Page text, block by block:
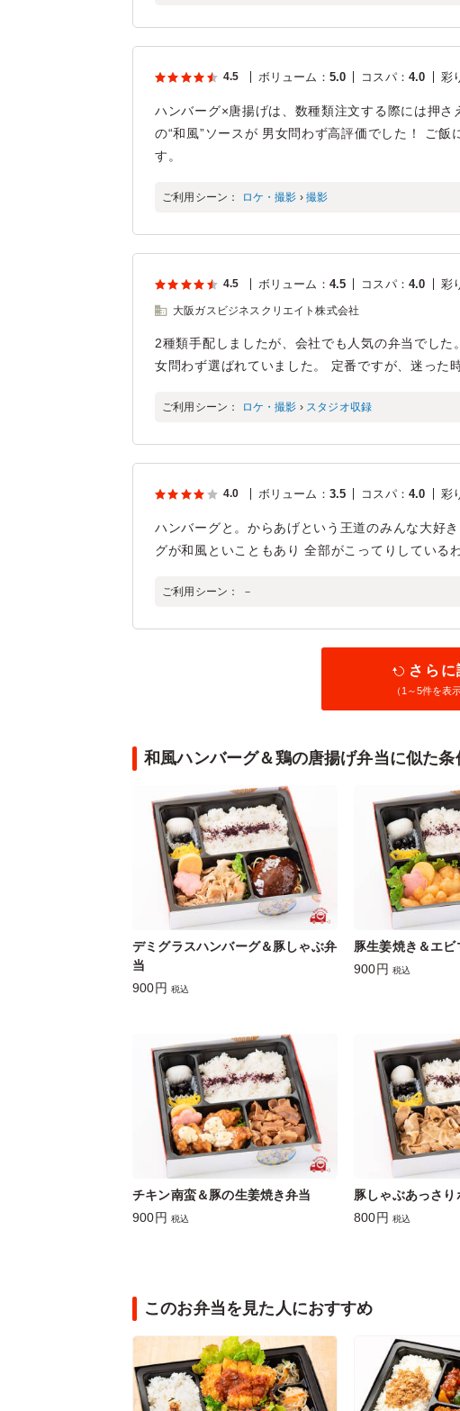
4.5 ボリューム ： 5.0 コスパ： 4.0 彩
ハンバーグ×唐揚げは、数種類注文する際には押
の“和風”ソースが 男女問わず高評価でした！ ご
す。
ご利用シーン： ロケ・撮影 › 撮影
4.5 ボリューム ： 4.5 コスパ： 4.0 彩
大阪ガスビジネスクリエイト株式会社
2種類手配しましたが、会社でも人気の弁当でし
女問わず選ばれていました。 定番ですが、迷った
ご利用シーン： ロケ・撮影 › スタジオ収録
4.0 ボリューム ： 3.5 コスパ： 4.0 彩
ハンバーグと。からあげという王道のみんな大好
グが和風といこともあり 全部がこってりしている
ご利用シーン： －
さら
（1～5件を表
和風ハンバーグ＆鶏の唐揚げ弁当に似た条
デミグラスハンバーグ＆豚しゃぶ弁
当
900円 税込
豚生姜焼き＆エビ
900円 税込
チキン南蛮＆豚の生姜焼き弁当
900円 税込
豚しゃぶあっさり
800円 税込
このお弁当を見た人におすすめ